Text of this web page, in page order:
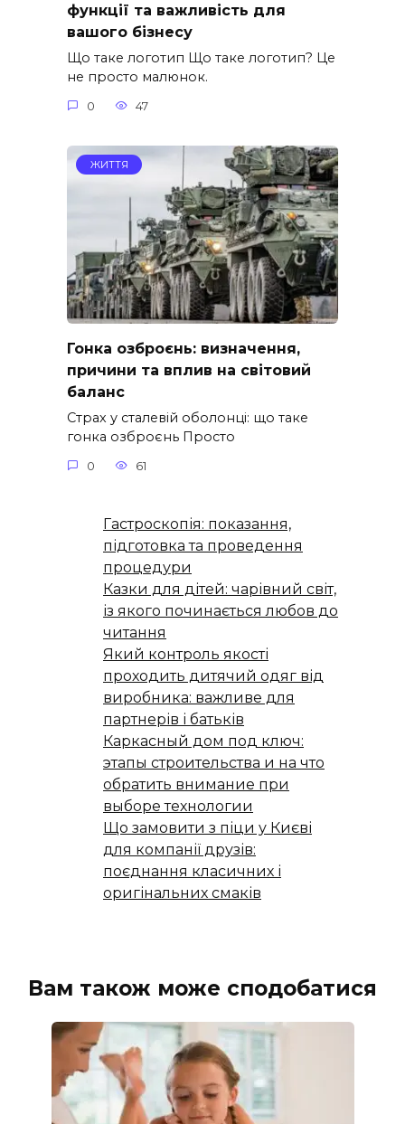
функції та важливість для
вашого бізнесу
Що таке логотип Що таке логотип? Це
не просто малюнок.
0 47
ЖИТТЯ
Гонка озброєнь: визначення,
причини та вплив на світовий
баланс
Страх у сталевій оболонці: що таке
гонка озброєнь Просто
0 61
Гастроскопія: показання,
підготовка та проведення
процедури
Казки для дітей: чарівний світ,
із якого починається любов до
читання
Який контроль якості
проходить дитячий одяг від
виробника: важливе для
партнерів і батьків
Каркасный дом под ключ:
этапы строительства и на что
обратить внимание при
выборе технологии
Що замовити з піци у Києві
для компанії друзів:
поєднання класичних і
оригінальних смаків
Вам також може сподобатися